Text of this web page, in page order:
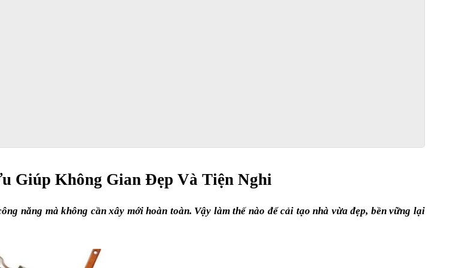
Giúp Không Gian Đẹp Và Tiện Nghi
năng mà không cần xây mới hoàn toàn. Vậy làm thế nào để cải tạo nhà vừa đẹp, bền vững lại